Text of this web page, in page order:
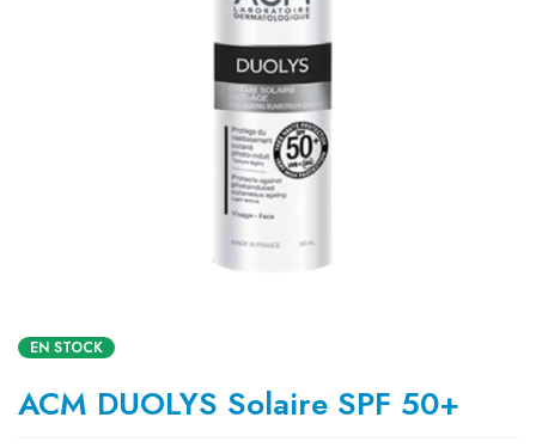
EN STOCK
ACM DUOLYS Solaire SPF 50+